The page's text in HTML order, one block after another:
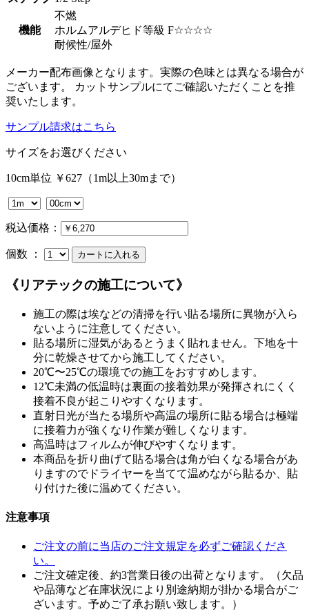
機能
不燃
ホルムアルデヒド等級 F☆☆☆☆
耐候性/屋外
メーカー配布画像となります。実際の色味とは異なる場合が
ございます。 カットサンプルにてご確認いただくことを推
奨いたします。
サンプル請求はこちら
サイズをお選びください
10cm単位 ￥627（1m以上30mまで）
税込価格：
個数 ：
《リアテックの施工について》
施工の際は埃などの清掃を行い貼る場所に異物が入ら
ないように注意してください。
貼る場所に湿気があるとうまく貼れません。下地を十
分に乾燥させてから施工してください。
20℃〜25℃の環境での施工をおすすめします。
12℃未満の低温時は裏面の接着効果が発揮されにくく
接着不良が起こりやすくなります。
直射日光が当たる場所や高温の場所に貼る場合は極端
に接着力が強くなり作業が難しくなります。
高温時はフィルムが伸びやすくなります。
本商品を折り曲げて貼る場合は角が白くなる場合があ
りますのでドライヤーを当てて温めながら貼るか、貼
り付けた後に温めてください。
注意事項
ご注文の前に当店のご注文規定を必ずご確認くださ
い。
ご注文確定後、約3営業日後の出荷となります。（欠品
や品薄など在庫状況により別途納期が掛かる場合がご
ざいます。予めご了承お願い致します。）